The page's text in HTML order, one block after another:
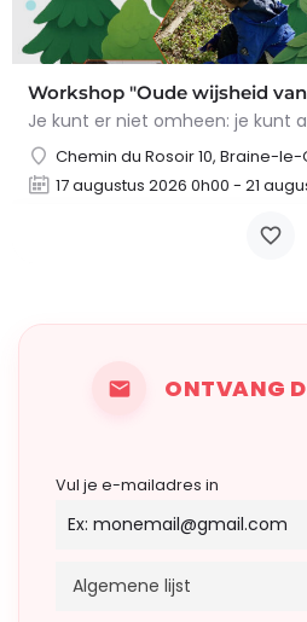
Workshop "Oude wijsheid
Chemin du Rosoir 10, Braine-
17 augustus 2026 0h00 - 21
ONTVANG
Vul je e-mailadres in